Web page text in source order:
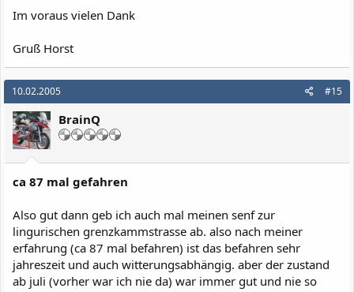
Im voraus vielen Dank
Gruß Horst
10.02.2005 #15
BrainQ
ca 87 mal gefahren
Also gut dann geb ich auch mal meinen senf zur
lingurischen grenzkammstrasse ab. also nach meiner
erfahrung (ca 87 mal befahren) ist das befahren sehr
jahreszeit und auch witterungsabhängig. aber der zustand
ab juli (vorher war ich nie da) war immer gut und nie so